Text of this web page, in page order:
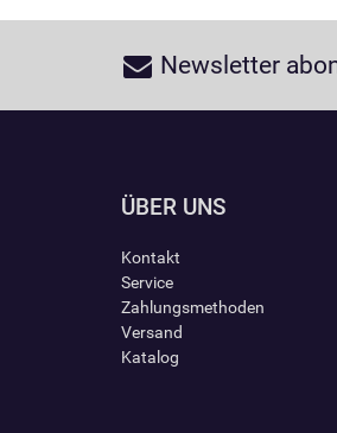
Newsletter
ÜBER UNS
Kontakt
Service
Zahlungsmethoden
Versand
Katalog